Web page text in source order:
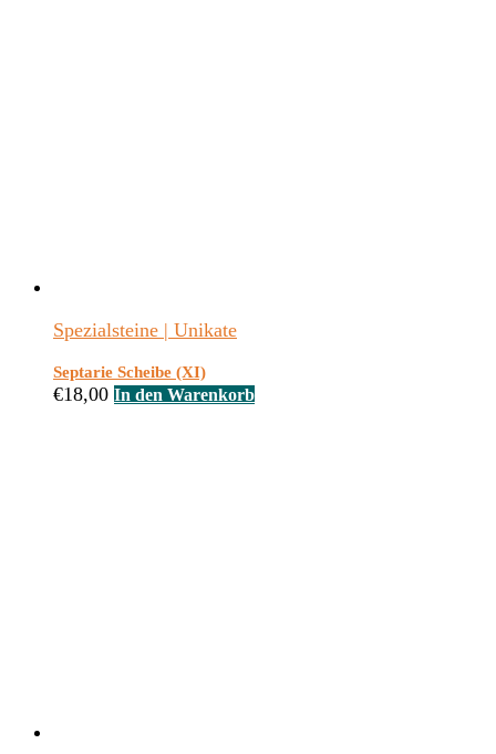
Spezialsteine | Unikate
Septarie Scheibe (XI)
€18,00 In den Warenkorb